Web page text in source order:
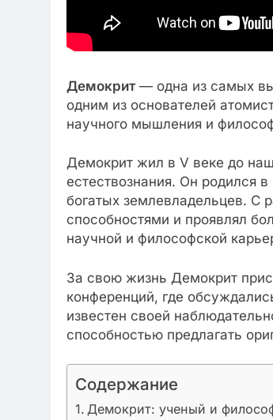
Демокрит— одна из самых
одним из основателей
научного мышления и
Демокрит жил в V веке до
естествознания. Он родился
богатых землевладельцев. С
способностями и проявлял
научной и философской
За свою жизнь Демокрит
конференций, где
известен своей
способностью предлагать
Содержание
Демокрит: ученый и